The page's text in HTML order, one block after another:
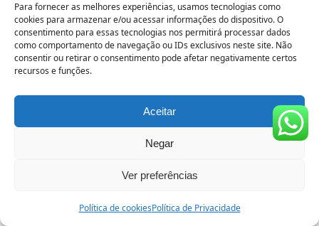
Para fornecer as melhores experiências, usamos tecnologias como
cookies para armazenar e/ou acessar informações do dispositivo. O
consentimento para essas tecnologias nos permitirá processar dados
como comportamento de navegação ou IDs exclusivos neste site. Não
consentir ou retirar o consentimento pode afetar negativamente certos
recursos e funções.
Aceitar
Negar
Ver preferências
Política de cookiesPolítica de Privacidade
SINDICALISMO E DIVERSIDADE